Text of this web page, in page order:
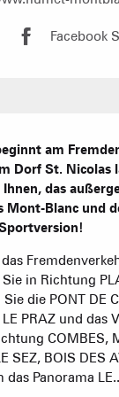
Facebook
am
Dorf St. Nicolas
das
Mont-Blanc und
in Richtung
die PONT DE
LE PRAZ und das
COMBES,
SEZ, BOIS DES
das Panorama